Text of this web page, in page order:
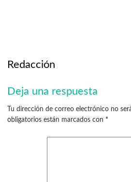
Redacción
Deja una respuesta
Tu dirección de correo electrónico no
obligatorios están marcados con *